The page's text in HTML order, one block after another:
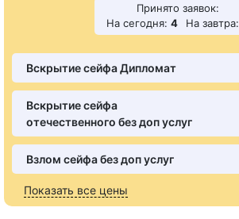
Принято заявок:
На сегодня: 4 На завтра:
Вскрытие сейфа Дипломат
Вскрытие сейфа
отечественного без доп услуг
Взлом сейфа без доп услуг
Показать все цены